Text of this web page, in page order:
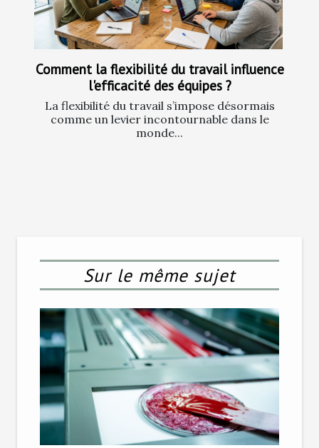
Comment la flexibilité du travail influence
l'efficacité des équipes ?
La flexibilité du travail s’impose désormais
comme un levier incontournable dans le
monde...
Sur le même sujet